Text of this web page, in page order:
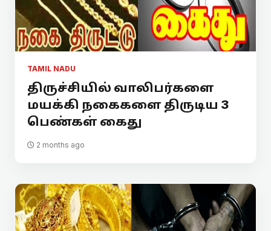
TAMIL NADU
திருச்சியில் வாலிபர்களை
மயக்கி நகைகளை திருடிய 3
பெண்கள் கைது
2 months ago